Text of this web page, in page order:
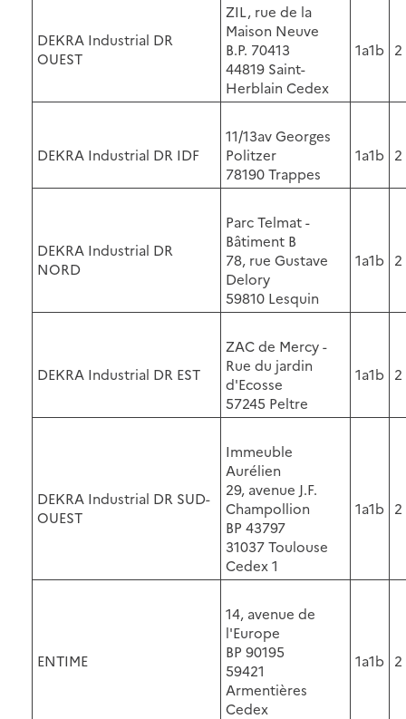
DEKRA Industrial DR
OUEST
ZIL, rue de la
Maison Neuve
B.P. 70413
44819 Saint-
Herblain Cedex
1a1b 2
DEKRA Industrial DR IDF
11/13av Georges
Politzer
78190 Trappes
1a1b 2
DEKRA Industrial DR
NORD
Parc Telmat -
Bâtiment B
78, rue Gustave
Delory
59810 Lesquin
1a1b 2
DEKRA Industrial DR EST
ZAC de Mercy -
Rue du jardin
d'Ecosse
57245 Peltre
1a1b 2
DEKRA Industrial DR SUD-
OUEST
Immeuble
Aurélien
29, avenue J.F.
Champollion
BP 43797
31037 Toulouse
Cedex 1
1a1b 2
ENTIME
14, avenue de
l'Europe
BP 90195
59421
Armentières
Cedex
1a1b 2